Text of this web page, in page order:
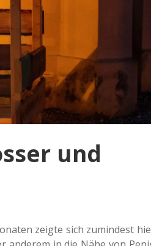
und
zeigte sich zumin­dest